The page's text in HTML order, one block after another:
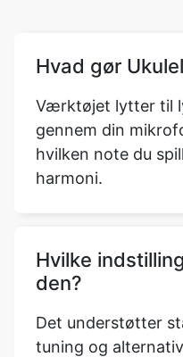
Hvad gør
Værktøjet lytter til
gennem din
hvilken note du
harmoni.
Hvilke
den?
Det understøtter
tuning og